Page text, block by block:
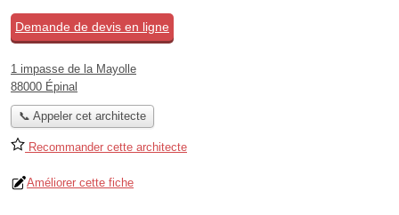
Demande de devis en ligne
1 impasse de la Mayolle
88000 Épinal
📞 Appeler cet architecte
Recommander cette architecte
Améliorer cette fiche